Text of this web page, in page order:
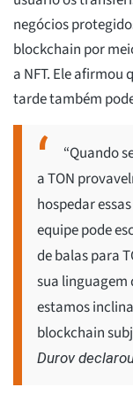
negócios
blockchain por
a NFT. Ele afirmou
tarde também
“Quando
a TON
hospedar
equipe pode
de balas para
sua
estamos
blockchain
Durov